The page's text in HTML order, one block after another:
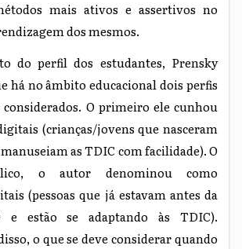
mais ativos e assertivos no
dos mesmos.
do perfil dos estudantes, Prensky
há no âmbito educacional dois perfis
considerados. O primeiro ele cunhou
(crianças/jovens que nasceram
as TDIC com facilidade). O
o autor denominou como
(pessoas que já estavam antes da
e estão se adaptando às TDIC).
o que se deve considerar quando